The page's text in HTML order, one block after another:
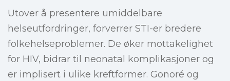
Utover å presentere umiddelbare
helseutfordringer, forverrer STI-er bredere
folkehelseproblemer. De øker mottakelighet
for HIV, bidrar til neonatal komplikasjoner og
er implisert i ulike kreftformer. Gonoré og